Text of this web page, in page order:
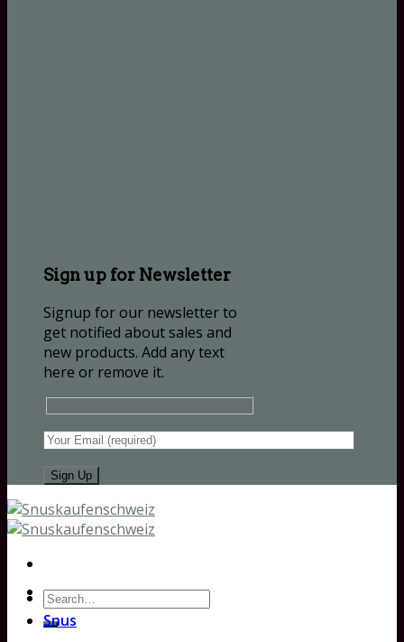
Sign up for Newsletter
Signup for our newsletter to
get notified about sales and
new products. Add any text
here or remove it.
Search
for:
Snus